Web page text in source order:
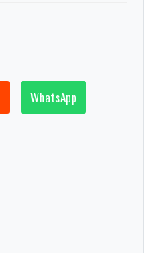
WhatsApp